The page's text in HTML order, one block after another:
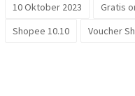
10 Oktober 2023 Gratis
Shopee 10.10
Voucher